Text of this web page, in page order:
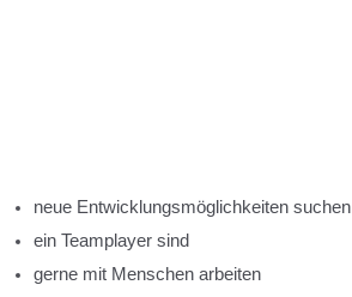
neue Entwicklungsmöglichkeiten suchen
ein Teamplayer sind
gerne mit Menschen arbeiten